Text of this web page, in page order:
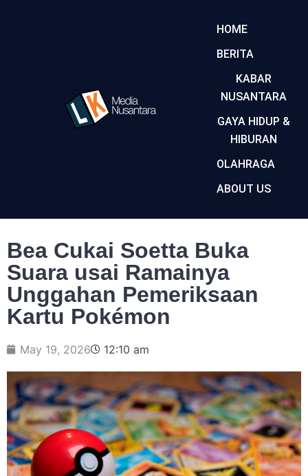
HOME
BERITA
KABAR
NUSANTARA
GAYA HIDUP &
HIBURAN
OLAHRAGA
ABOUT US
Bea Cukai Soetta Buka
Suara usai Ramainya
Unggahan Pemeriksaan
Kartu Pokémon
May 19, 2026 12:10 am